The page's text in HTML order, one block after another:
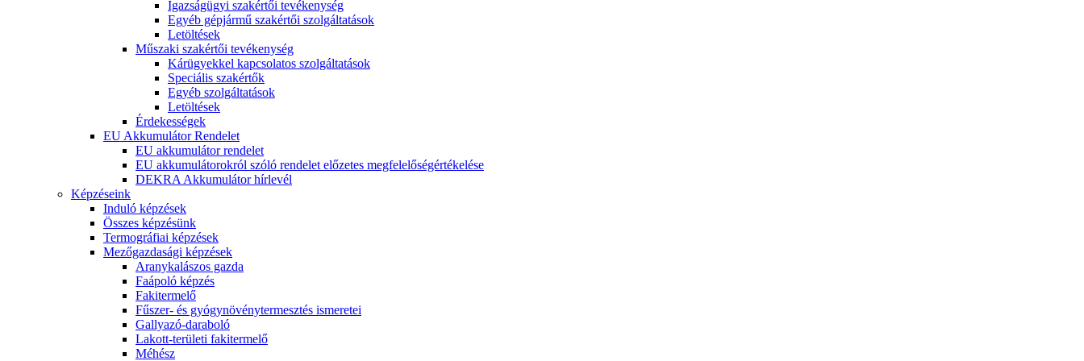
Igazságügyi szakértői tevékenység
Egyéb gépjármű szakértői szolgáltatások
Letöltések
Műszaki szakértői tevékenység
Kárügyekkel kapcsolatos szolgáltatások
Speciális szakértők
Egyéb szolgáltatások
Letöltések
Érdekességek
EU Akkumulátor Rendelet
EU akkumulátor rendelet
EU akkumulátorokról szóló rendelet előzetes megfelelőségértékelése
DEKRA Akkumulátor hírlevél
Képzéseink
Induló képzések
Összes képzésünk
Termográfiai képzések
Mezőgazdasági képzések
Aranykalászos gazda
Faápoló képzés
Fakitermelő
Fűszer- és gyógynövénytermesztés ismeretei
Gallyazó-daraboló
Lakott-területi fakitermelő
Méhész